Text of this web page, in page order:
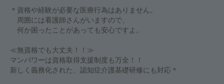
＊資格や経験が必要な医療行為はありません。
周囲には看護師さんがいますので、
何か困ったことがあっても安心ですよ。
≪無資格でも大丈夫！！≫
マンパワーは資格取得支援制度も万全！！
新しく義務化された、認知症介護基礎研修にも対応＊